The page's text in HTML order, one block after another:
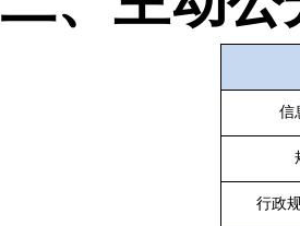
信
行政